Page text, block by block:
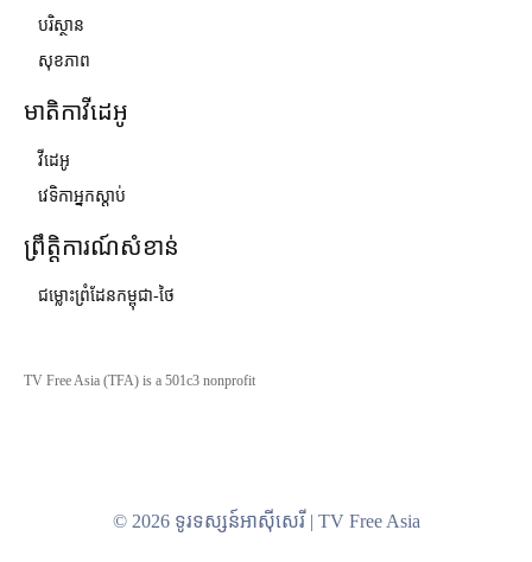
បរិស្ថាន
សុខភាព
មាតិកាវីដេអូ
វីដេអូ
វេទិកាអ្នកស្ដាប់
ព្រឹត្តិការណ៍សំខាន់
ជម្លោះព្រំដែនកម្ពុជា-ថៃ
TV Free Asia (TFA) is a 501c3 nonprofit
© 2026 ទូរទស្សន៍អាស៊ីសេរី | TV Free Asia